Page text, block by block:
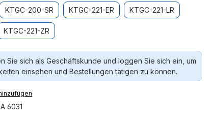
KTGC-200-SR KTGC-221-ER KTGC-221-LR
KTGC-221-ZR
Sie sich als Geschäftskunde und loggen Sie sich ein, um
einsehen und Bestellungen tätigen zu können.
A 6031